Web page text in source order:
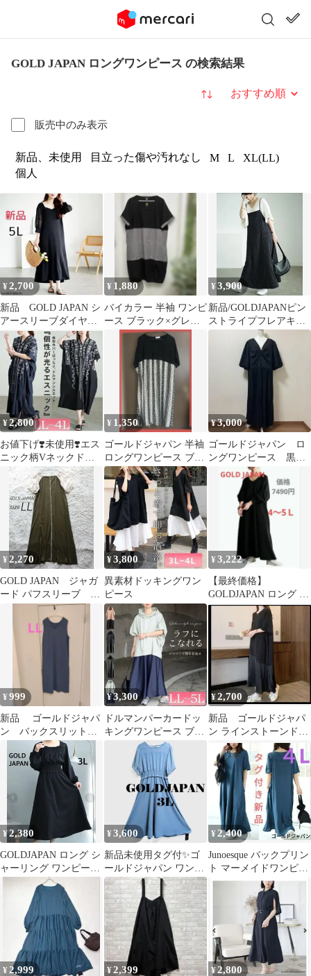
GOLD JAPAN ロングワンピース の検索結果
販売中のみ表示
並び替え
新品、未使用 目立った傷や汚れなし M L
XL(LL)
個人
¥2,700
新品 GOLD JAPAN シ
アースリーブダイヤモ
ンドネックワンピース
5L
¥ 1,880
バイカラー 半袖 ワンピ
ース ブラック×グレー
(2L — 4L)
¥3,900
新品/GOLDJAPANピン
ストライプフレアキャ
ミワンピース/大きいサ
¥2,800
お値下げ❣️未使用❣️エス
ニック柄Vネックドル
マンワンピース ブラッ
ク 2L-4L
¥ 1,350
ゴールドジャパン 半袖
ロングワンピース ブラ
ック ストライプ 花柄
¥3,000
ゴールドジャパン ロ
ングワンピース 黒
ブラック プリーツ
可愛い 上品 素敵
¥2,270
GOLD JAPAN ジャガ
ード パフスリーブ ロ
ングワンピース LL
¥3,800
異素材ドッキングワン
ピース
¥3,222
【最終価格】
GOLDJAPAN ロング V
ネックワンピース ボリ
ュームスリーブ
¥999
新品 ゴールドジャパ
ン バックスリットシ
ャーリング ワンピース
LL
¥3,300
ドルマンパーカードッ
キングワンピース ブラ
ック 3L ゴールドジャ
¥2,700
新品 ゴールドジャパ
ン ラインストーンドッ
ト異素材切り替えワン
ピース 五分袖 黒
¥2,380
GOLDJAPAN ロング シ
ャーリング ワンピース
大きいサイズ 3L 黒
¥3,600
新品未使用タグ付✨ゴ
ールドジャパン ワンピ
ース 3L サックス 大き
いサイズ
¥2,400
Junoesque バックプリン
ト マーメイドワンピー
ス
¥2,999 ¥2,399 ¥2,800